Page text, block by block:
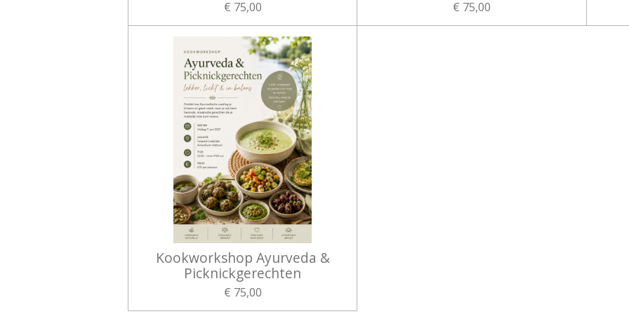
€ 75,00 € 75,00
Kookworkshop Ayurveda &
Picknickgerechten
€ 75,00